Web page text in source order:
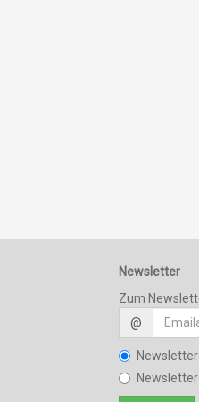
Newsletter
Zum
@
Newsletter